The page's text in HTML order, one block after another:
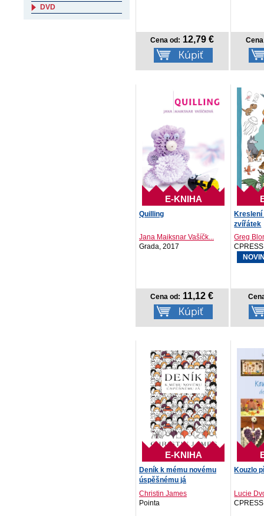
Cena od: 12,79 €
E-KNIHA
Quilling
Jana Maiksnar Vašíčk...
Grada, 2017
Cena od: 11,12 €
Kreslení
zvířátek
Greg
CPRESS
E-KNIHA
Deník k mému novému
úspěšnému já
Christin James
Pointa
Kouzlo
Lucie
CPRESS
DVD